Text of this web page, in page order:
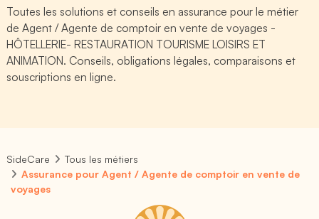
Toutes les solutions et conseils en assurance pour le métier
de Agent / Agente de comptoir en vente de voyages -
HÔTELLERIE- RESTAURATION TOURISME LOISIRS ET
ANIMATION. Conseils, obligations légales, comparaisons et
souscriptions en ligne.
SideCare
Tous les métiers
Assurance pour Agent / Agente de comptoir en vente de
voyages